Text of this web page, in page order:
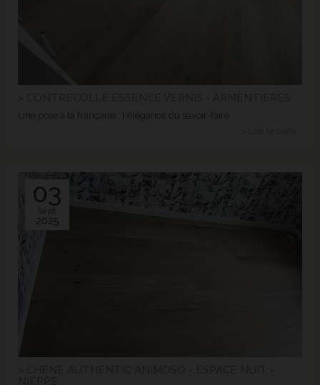
Une pose à la française : l'élégance du savoir-faire
> Lire la suite...
03
Sept.
2025